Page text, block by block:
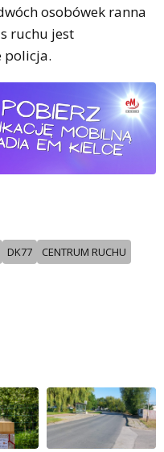
osobówek ranna
ruchu jest
policja.
DK77
CENTRUM RUCHU